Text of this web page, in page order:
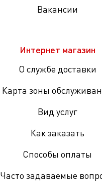
Вакансии
Интернет магазин
О службе доставки
Карта зоны
Вид услуг
Как заказать
Способы оплаты
Часто задаваемые